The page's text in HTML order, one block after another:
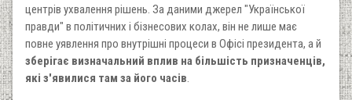
центрів ухвалення рішень. За даними джерел "Української
правди" в політичних і бізнесових колах, він не лише має
повне уявлення про внутрішні процеси в Офісі президента, а й
зберігає визначальний вплив на більшість призначенців,
які з'явилися там за його часів.